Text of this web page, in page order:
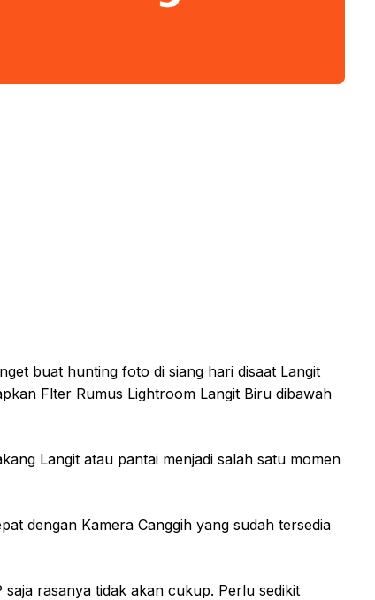
buat hunting foto di siang hari disaat Langit
Flter Rumus Lightroom Langit Biru dibawah
Langit atau pantai menjadi salah satu momen
dengan Kamera Canggih yang sudah tersedia
rasanya tidak akan cukup. Perlu sedikit